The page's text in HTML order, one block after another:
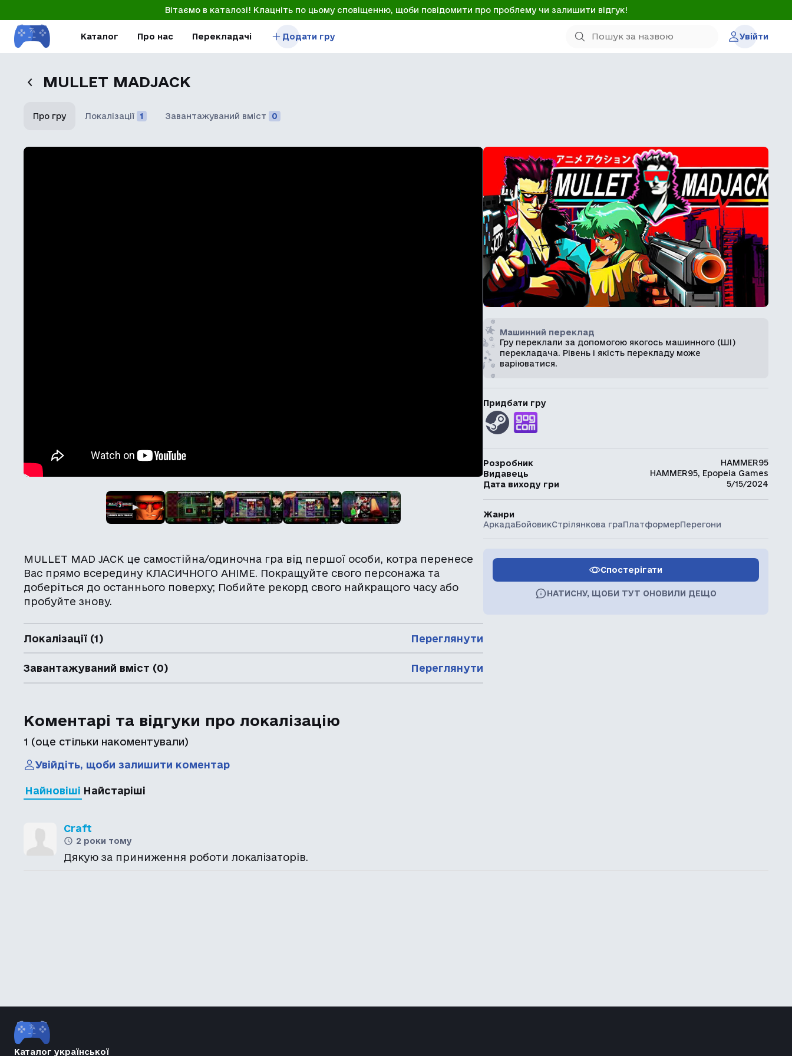
Вітаємо в каталозі! Клацніть по цьому сповіщенню, щоби повідомити про проблему чи залишити відгук!
Каталог Про нас Перекладачі Додати гру Увійти
MULLET MADJACK
Про гру Локалізації 1 Завантажуваний вміст 0
MULLET MAD JACK це самостійна/одиночна гра від першої особи, котра перенесе
Вас прямо всередину КЛАСИЧНОГО АНІМЕ. Покращуйте свого персонажа та
доберіться до останнього поверху; Побийте рекорд свого найкращого часу або
пробуйте знову.
Локалізації (1) Переглянути
Завантажуваний вміст (0) Переглянути
Коментарі та відгуки про локалізацію
1 (оце стільки накоментували)
Увійдіть, щоби залишити коментар
Найновіші Найстаріші
Craft
2 роки тому
Дякую за приниження роботи локалізаторів.
Машинний переклад
Гру переклали за допомогою якогось машинного (ШІ)
перекладача. Рівень і якість перекладу може
варіюватися.
Придбати гру
Розробник
HAMMER95
Видавець
HAMMER95, Epopeia Games
Дата виходу гри
5/15/2024
Жанри
АркадаБойовикСтрілянкова граПлатформерПерегони
Спостерігати
НАТИСНУ, ЩОБИ ТУТ ОНОВИЛИ ДЕЩО
Каталог української